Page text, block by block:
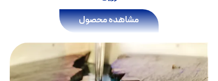
مشاهده محصول